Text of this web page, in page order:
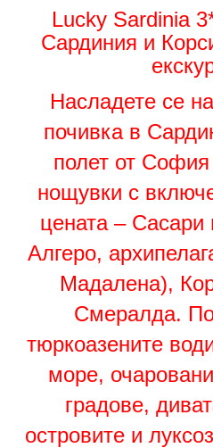
Lucky Sardinia
Сардиния и
Насладете се
почивка в
полет от
нощувки с
цената – Сасари
Алгеро,
Мадалена),
Смералда.
тюркоазените
море,
градове,
островите и